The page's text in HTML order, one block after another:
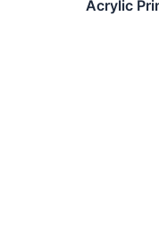
Acrylic